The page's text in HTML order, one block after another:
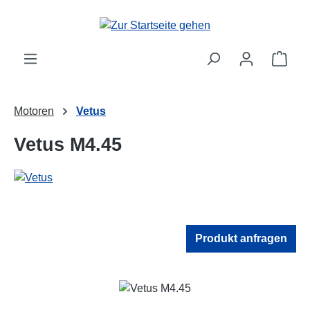
Zum Hauptinhalt springen
Motoren Vetus
Vetus M4.45
Produkt anfragen
Bildergalerie überspringen